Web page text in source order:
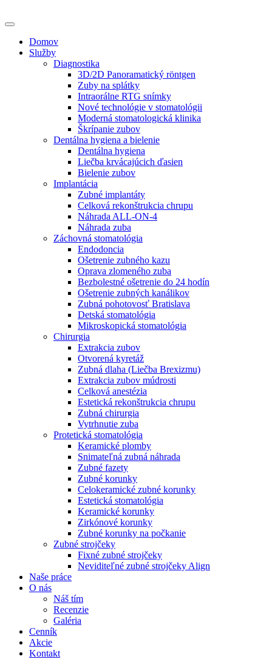
Domov
Služby
Diagnostika
3D/2D Panoramatický röntgen
Zuby na splátky
Intraorálne RTG snímky
Nové technológie v stomatológii
Moderná stomatologická klinika
Škrípanie zubov
Dentálna hygiena a bielenie
Dentálna hygiena
Liečba krvácajúcich ďasien
Bielenie zubov
Implantácia
Zubné implantáty
Celková rekonštrukcia chrupu
Náhrada ALL-ON-4
Náhrada zuba
Záchovná stomatológia
Endodoncia
Ošetrenie zubného kazu
Oprava zlomeného zuba
Bezbolestné ošetrenie do 24 hodín
Ošetrenie zubných kanálikov
Zubná pohotovosť Bratislava
Detská stomatológia
Mikroskopická stomatológia
Chirurgia
Extrakcia zubov
Otvorená kyretáž
Zubná dlaha (Liečba Brexizmu)
Extrakcia zubov múdrosti
Celková anestézia
Estetická rekonštrukcia chrupu
Zubná chirurgia
Vytrhnutie zuba
Protetická stomatológia
Keramické plomby
Snimateľná zubná náhrada
Zubné fazety
Zubné korunky
Celokeramické zubné korunky
Estetická stomatológia
Keramické korunky
Zirkónové korunky
Zubné korunky na počkanie
Zubné strojčeky
Fixné zubné strojčeky
Neviditeľné zubné strojčeky Align
Naše práce
O nás
Náš tím
Recenzie
Galéria
Cenník
Akcie
Kontakt